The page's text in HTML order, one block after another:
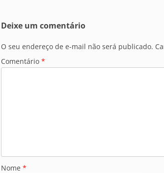
Deixe um comentário
O seu endereço de e-mail não será publicado.
Comentário *
Nome *